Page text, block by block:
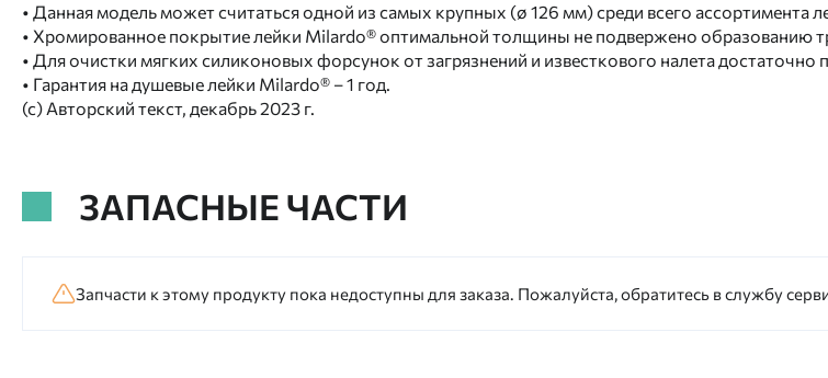
• Данная модель может считаться одной из самых крупных (ø 126 мм) среди всего ассортимента
• Хромированное покрытие лейки Milardo® оптимальной толщины не подвержено образованию
• Для очистки мягких силиконовых форсунок от загрязнений и известкового налета достаточно
• Гарантия на душевые лейки Milardo® – 1 год.
(с) Авторский текст, декабрь 2023 г.
ЗАПАСНЫЕ ЧАСТИ
Запчасти к этому продукту пока недоступны для заказа. Пожалуйста, обратитесь в службу